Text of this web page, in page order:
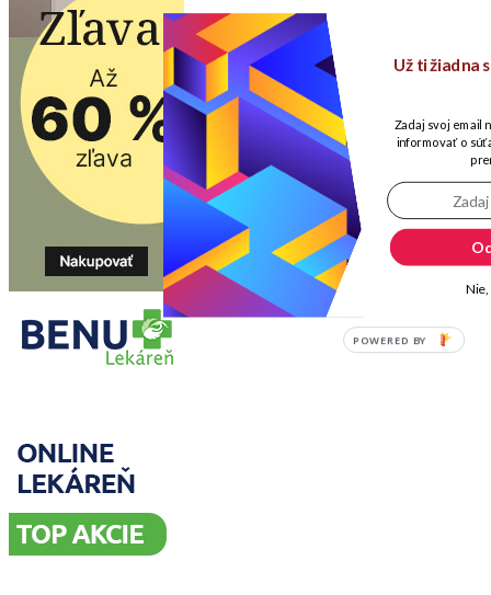
Už ti žiadna
Zadaj svoj email
informovať o